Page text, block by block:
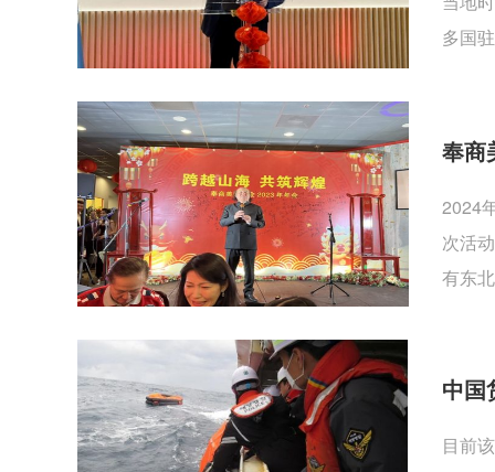
多国
奉商
2024
次活
有东
中国
目前